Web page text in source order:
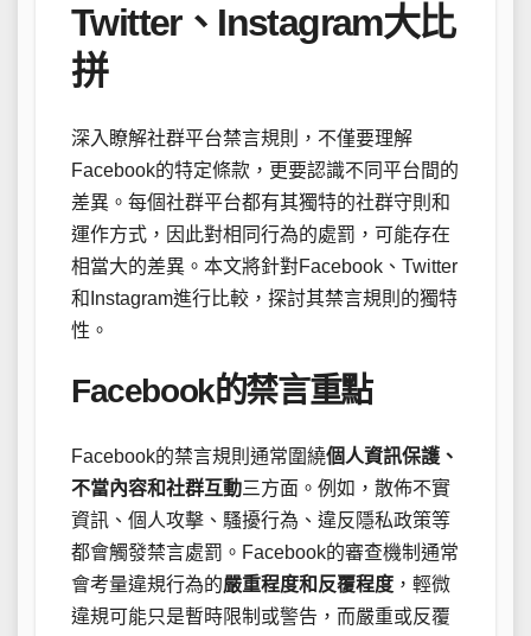
Twitter、Instagram大比
拼
深入瞭解社群平台禁言規則，不僅要理解
Facebook的特定條款，更要認識不同平台間的
差異。每個社群平台都有其獨特的社群守則和
運作方式，因此對相同行為的處罰，可能存在
相當大的差異。本文將針對Facebook、Twitter
和Instagram進行比較，探討其禁言規則的獨特
性。
Facebook的禁言重點
Facebook的禁言規則通常圍繞個人資訊保護、
不當內容和社群互動三方面。例如，散佈不實
資訊、個人攻擊、騷擾行為、違反隱私政策等
都會觸發禁言處罰。Facebook的審查機制通常
會考量違規行為的嚴重程度和反覆程度 ，輕微
違規可能只是暫時限制或警告，而嚴重或反覆